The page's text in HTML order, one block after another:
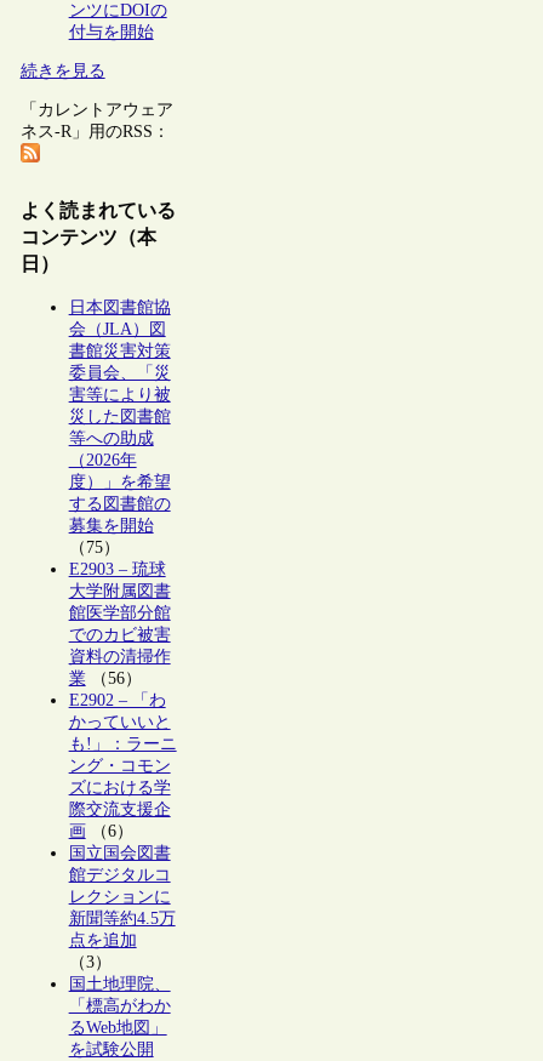
ンツにDOIの
付与を開始
続きを見る
「カレントアウェア
ネス-R」用のRSS：
よく読まれている
コンテンツ（本
日）
日本図書館協
会（JLA）図
書館災害対策
委員会、「災
害等により被
災した図書館
等への助成
（2026年
度）」を希望
する図書館の
募集を開始
（75）
E2903 – 琉球
大学附属図書
館医学部分館
でのカビ被害
資料の清掃作
業（56）
E2902 – 「わ
かっていいと
も!」：ラーニ
ング・コモン
ズにおける学
際交流支援企
画 （6）
国立国会図書
館デジタルコ
レクションに
新聞等約4.5万
点を追加
（3）
国土地理院、
「標高がわか
るWeb地図」
を試験公開